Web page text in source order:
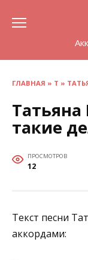
ГЛАВНАЯ » Т »
такие
ПРОСМОТРОВ
12
Текст песни
аккордами: